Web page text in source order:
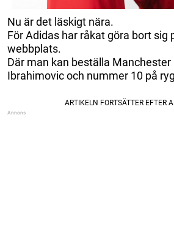
Nu är det läskigt nära.
För Adidas har råkat göra bort sig
webbplats.
Där man kan beställa
Ibrahimovic och nummer 10 på